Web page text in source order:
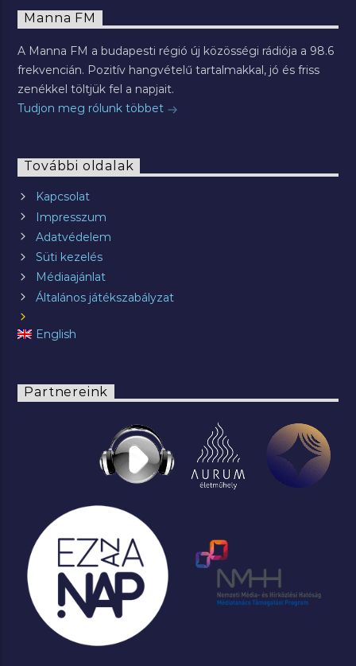
Manna FM
A Manna FM a budapesti régió új közösségi rádiója a 98.6
frekvencián. Pozitív hangvételű tartalmakkal, jó és friss
zenékkel töltjük fel a napjait.
Tudjon meg rólunk többet
További oldalak
Kapcsolat
Impresszum
Adatvédelem
Süti kezelés
Médiaajánlat
Általános játékszabályzat
English
Partnereink